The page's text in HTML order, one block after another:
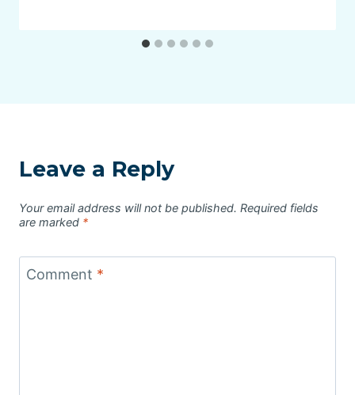
Leave a Reply
Your email address will not be published. Required fields
are marked *
Comment *